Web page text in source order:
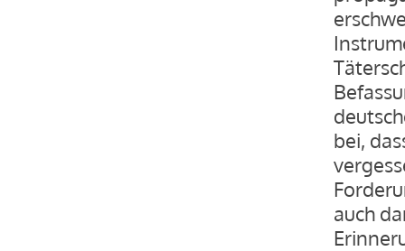
bei,
auch